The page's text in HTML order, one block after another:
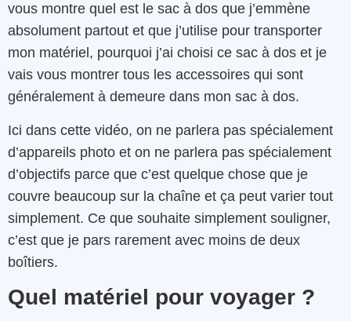
vous montre quel est le sac à dos que j’emmène
absolument partout et que j’utilise pour transporter
mon matériel, pourquoi j’ai choisi ce sac à dos et je
vais vous montrer tous les accessoires qui sont
généralement à demeure dans mon sac à dos.
Ici dans cette vidéo, on ne parlera pas spécialement
d’appareils photo et on ne parlera pas spécialement
d’objectifs parce que c’est quelque chose que je
couvre beaucoup sur la chaîne et ça peut varier tout
simplement. Ce que souhaite simplement souligner,
c’est que je pars rarement avec moins de deux
boîtiers.
Quel matériel pour voyager ?